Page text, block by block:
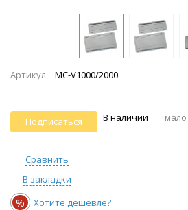
Артикул: MC-V1000/2000
Подписаться В наличии мало
Сравнить
В закладки
% Хотите дешевле?